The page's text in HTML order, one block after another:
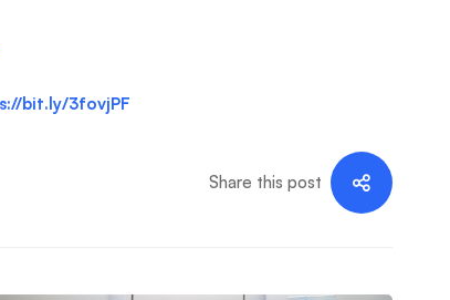
bit.ly/3fovjPF
Share this post